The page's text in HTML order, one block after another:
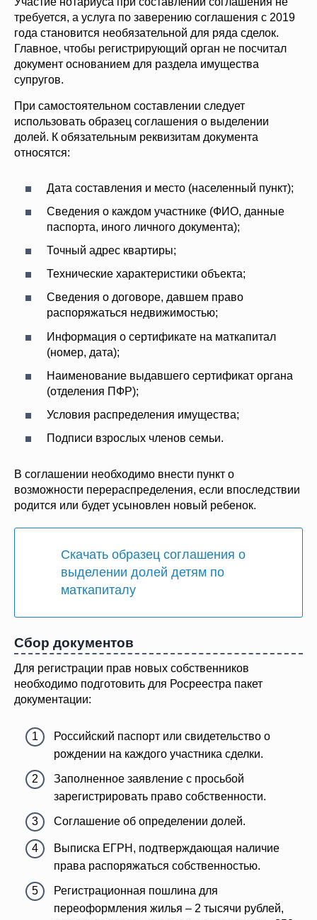
требуется, а услуга по заверению соглашения с 2019
года становится необязательной для ряда сделок.
Главное, чтобы регистрирующий орган не посчитал
документ основанием для раздела имущества
супругов.
При самостоятельном составлении следует
использовать образец соглашения о выделении
долей. К обязательным реквизитам документа
относятся:
Дата составления и место (населенный пункт);
Сведения о каждом участнике (ФИО, данные
паспорта, иного личного документа);
Точный адрес квартиры;
Технические характеристики объекта;
Сведения о договоре, давшем право
распоряжаться недвижимостью;
Информация о сертификате на маткапитал
(номер, дата);
Наименование выдавшего сертификат органа
(отделения ПФР);
Условия распределения имущества;
Подписи взрослых членов семьи.
В соглашении необходимо внести пункт о
возможности перераспределения, если впоследствии
родится или будет усыновлен новый ребенок.
Скачать образец соглашения о
выделении долей детям по
маткапиталу
Сбор документов
Для регистрации прав новых собственников
необходимо подготовить для Росреестра пакет
документации:
Российский паспорт или свидетельство о
рождении на каждого участника сделки.
Заполненное заявление с просьбой
зарегистрировать право собственности.
Соглашение об определении долей.
Выписка ЕГРН, подтверждающая наличие
права распоряжаться собственностью.
Регистрационная пошлина для
переоформления жилья – 2 тысячи рублей,